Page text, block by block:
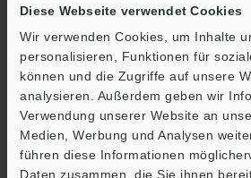
Diese Webseite verwendet Cookies
Wir verwenden Cookies, um Inhalte
personalisieren, Funktionen für
können und die Zugriffe auf unsere
analysieren. Außerdem geben wir
Verwendung unserer Website an
Medien, Werbung und Analysen
führen diese Informationen
Daten zusammen, die Sie ihnen
Datenblatt (PDF)
Andere Modelle